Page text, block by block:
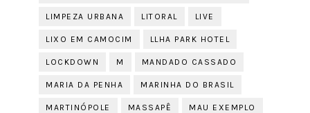
LIMPEZA URBANA LITORAL LIVE
LIXO EM CAMOCIM LLHA PARK HOTEL
LOCKDOWN M MANDADO CASSADO
MARIA DA PENHA MARINHA DO BRASIL
MARTINÓPOLE MASSAPÊ MAU EXEMPLO